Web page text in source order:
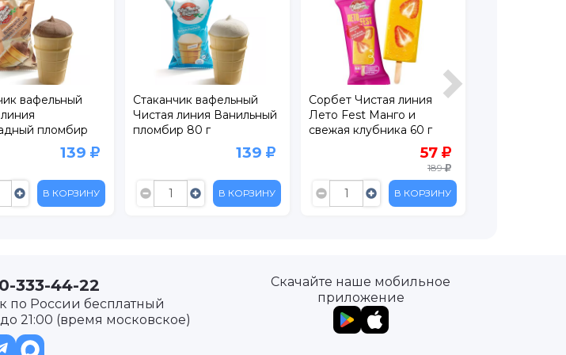
Стаканчик вафельный
Чистая линия Ванильный
пломбир 80 г
В КОРЗИНУ
Сорбет Чистая линия
Лето Fest Манго и
свежая клубника 60 г
В КОРЗИНУ
Мороженое АльпенГольд
Эскимо, 58г
В КОРЗИНУ
333-44-22
по России бесплатный
21:00 (время московское)
Скачайте наше мобильное
приложение